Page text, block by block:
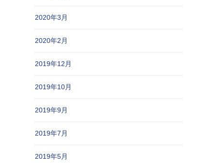
2020年3月
2020年2月
2019年12月
2019年10月
2019年9月
2019年7月
2019年5月